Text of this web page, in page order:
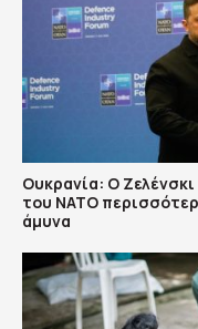
Ουκρανία: Ο
του ΝΑΤΟ
άμυνα